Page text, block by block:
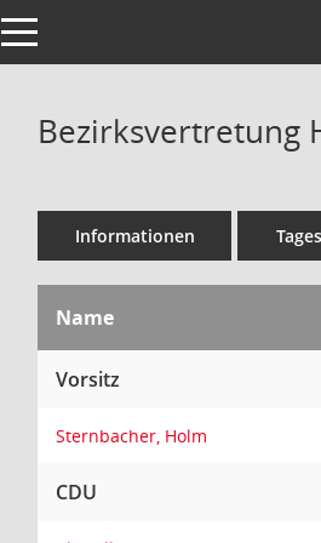
Toggle navigation
Bezirksvertretung
Informationen
Name
Vorsitz
Sternbacher, Holm
CDU